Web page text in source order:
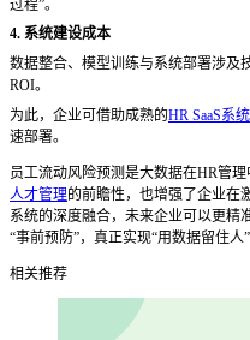
过程”。
4. 系统建设成本
数据整合、模型训练与系统部署涉及
ROI。
为此，企业可借助成熟的HR SaaS系统
速部署。
员工流动风险预测是大数据在HR管理
人才管理的前瞻性，也增强了企业在
系统的深度融合，未来企业可以更精
“事前预防”，真正实现“用数据留住人”
相关推荐